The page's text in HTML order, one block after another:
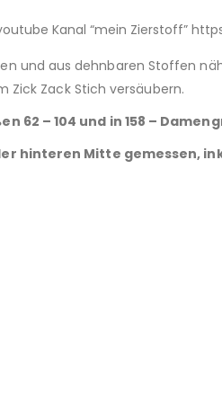
Kanal “mein Zierstoff”
und aus dehnbaren Stoffen
Zick Zack Stich versäubern.
62 – 104 und in 158 –
hinteren Mitte gemessen,